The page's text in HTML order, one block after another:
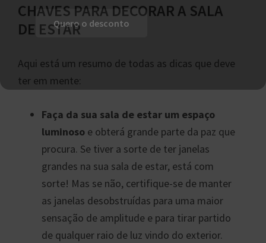
CHAVES PARA DECORAR A SALA
DE ESTAR
Aqui está um resumo de todas as dicas que deve
ter em mente:
Faça da sua sala de estar um espaço
luminoso e obterá grande parte da paz que
procura. Se tiver a sorte de ter janelas
grandes na sua sala de estar, está com
sorte! Mas se não, certifique-se de manter
as janelas desobstruídas para uma maior
sensação de amplitude e para tirar partido
de qualquer raio de luz vindo do exterior.